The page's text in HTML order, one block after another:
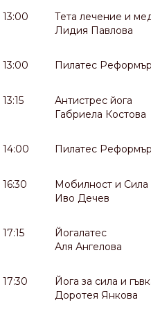
13:00
Тета лечение и
Лидия Павлова
13:00
Пилатес Реформър
13:15
Антистрес йога
Габриела Костова
14:00
Пилатес Реформър
16:30
Мобилност и Сила
Иво Дечев
17:15
Йогалатес
Аля Ангелова
17:30
Йога за сила и
Доротея Янкова